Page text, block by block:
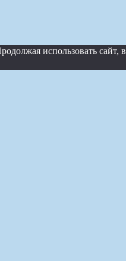
использовать